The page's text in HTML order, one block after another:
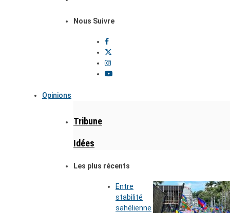
Nous Suivre
Opinions
Tribune
Idées
Les plus récents
Entre
stabilité
sahélienne